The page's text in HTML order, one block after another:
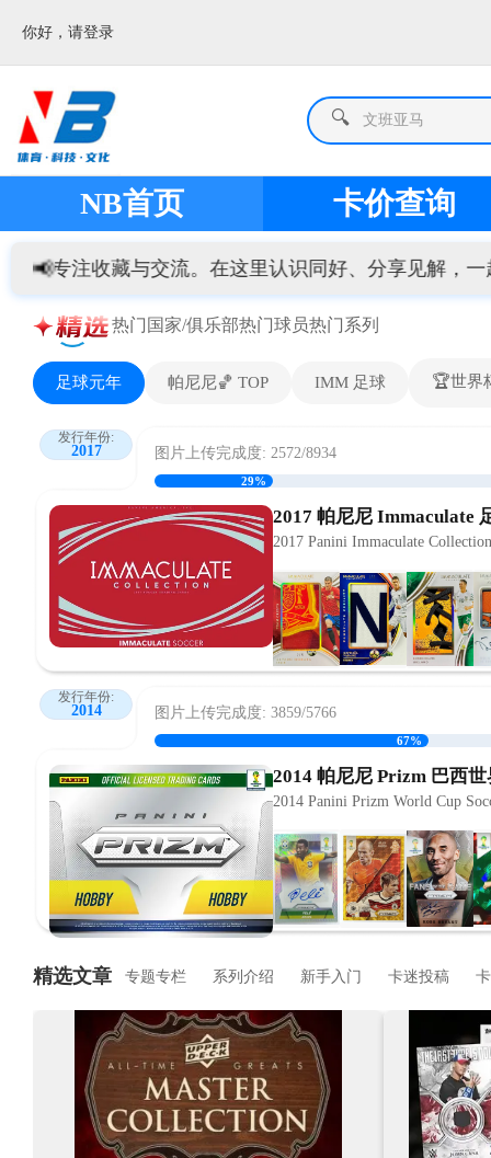
你好，请登录
🔍 文班亚马
NB首页 卡价查询
📢
注收藏与交流。在这里认识同好、分享见解，一起把
热门国家/俱乐部热门球员热门系列
足球元年 帕尼尼🏀 TOP IMM 足球 🏆世界
发行年份:
2017 图片上传完成度: 2572/8934
29%
2017 帕尼尼 Immaculate
2017 Panini Immaculate
发行年份:
2014 图片上传完成度: 3859/5766
67%
2014 帕尼尼 Prizm 巴西
2014 Panini Prizm World Cup
精选文章 专题专栏 系列介绍 新手入门 卡迷投稿